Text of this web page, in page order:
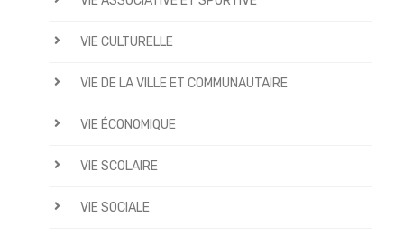
VIE CULTURELLE
VIE DE LA VILLE ET COMMUNAUTAIRE
VIE ÉCONOMIQUE
VIE SCOLAIRE
VIE SOCIALE